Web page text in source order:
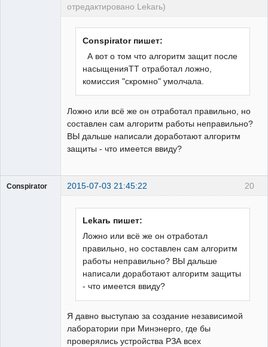
отредактировано Lekarь)
Conspirator пишет:
А вот о том что алгоритм защит после
насыщенияТТ отработал ложно,
комиссия "скромно" умолчала.
Ложно или всё же он отработал правильно, но
составлен сам алгоритм работы неправильно?
ВЫ дальше написали доработают алгоритм
защиты - что имеется ввиду?
20
Conspirator 2015-07-03 21:45:22
Lekarь пишет:
Ложно или всё же он отработал
правильно, но составлен сам алгоритм
работы неправильно? ВЫ дальше
написали доработают алгоритм защиты
- что имеется ввиду?
Я давно выступаю за создание независимой
лаборатории при Минэнерго, где бы
проверялись устройства РЗА всех